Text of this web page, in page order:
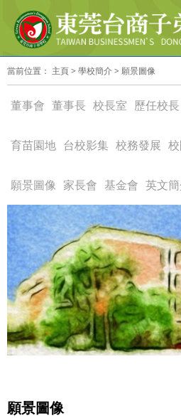
當前位置： 主頁> 學校簡介> 願景圖像
董事會 董事長 校長室 歷任校長
育苗園地 台校影集 校務發展
願景圖像 家長會 基金會 英文
願景圖像